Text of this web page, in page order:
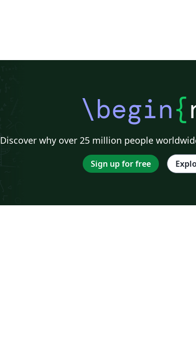
\begin{
Discover why over 25 million people
Sign up for free